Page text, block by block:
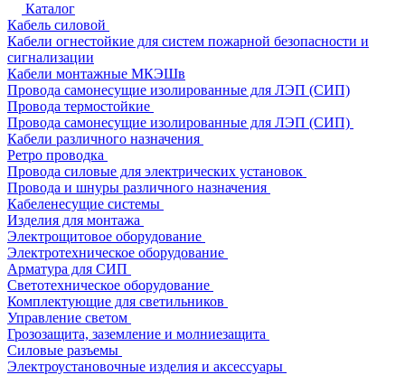
Каталог
Кабель силовой
Кабели огнестойкие для систем пожарной безопасности и
сигнализации
Кабели монтажные МКЭШв
Провода самонесущие изолированные для ЛЭП (СИП)
Провода термостойкие
Провода самонесущие изолированные для ЛЭП (СИП)
Кабели различного назначения
Ретро проводка
Провода силовые для электрических установок
Провода и шнуры различного назначения
Кабеленесущие системы
Изделия для монтажа
Электрощитовое оборудование
Электротехническое оборудование
Арматура для СИП
Светотехническое оборудование
Комплектующие для светильников
Управление светом
Грозозащита, заземление и молниезащита
Силовые разъемы
Электроустановочные изделия и аксессуары